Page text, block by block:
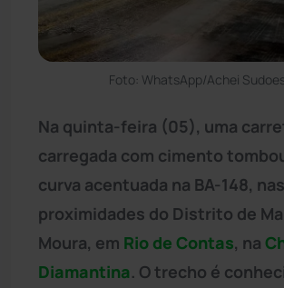
Foto: WhatsApp/Achei
Na quinta-feira (05), uma
carregada com cimento
curva acentuada na BA-148, nas
proximidades do Distrito de
Moura, em Rio de Contas, na
Diamantina. O trecho é